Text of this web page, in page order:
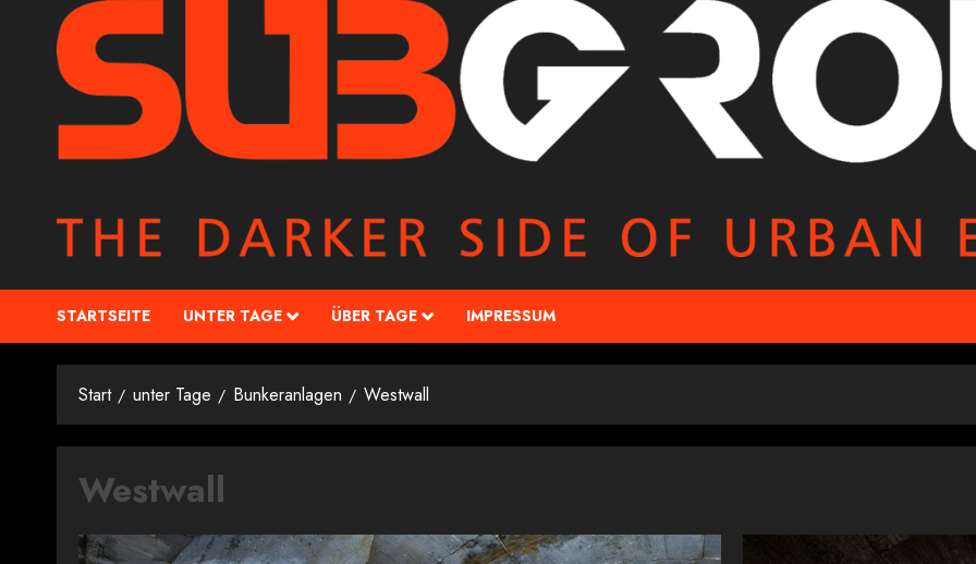
STARTSEITE UNTER TAGE ÜBER TAGE IMPRESSUM
Start unter Tage Bunkeranlagen Westwall
Westwall